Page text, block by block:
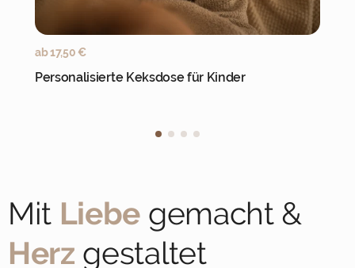
ab17,50€
Personalisierte Keksdose für Kinder
Mit Liebe gemacht &
Herz gestaltet